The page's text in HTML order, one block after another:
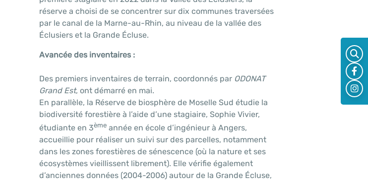
réserve a choisi de se concentrer sur dix communes traversées
par le canal de la Marne-au-Rhin, au niveau de la vallée des
Éclusiers et la Grande Écluse.
Avancée des inventaires :
Des premiers inventaires de terrain, coordonnés par ODONAT
Grand Est, ont démarré en mai.
En parallèle, la Réserve de biosphère de Moselle Sud étudie la
biodiversité forestière à l’aide d’une stagiaire, Sophie Vivier,
étudiante en 3ème année en école d’ingénieur à Angers,
accueillie pour réaliser un suivi sur des parcelles, notamment
dans les zones forestières de sénescence (où la nature et ses
écosystèmes vieillissent librement). Elle vérifie également
d’anciennes données (2004-2006) autour de la Grande Écluse,